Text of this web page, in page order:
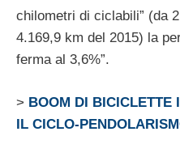
chilometri di ciclabili” (da
4.169,9 km del 2015) la
ferma al 3,6%”.
> BOOM DI BICICLETTE
IL CICLO-